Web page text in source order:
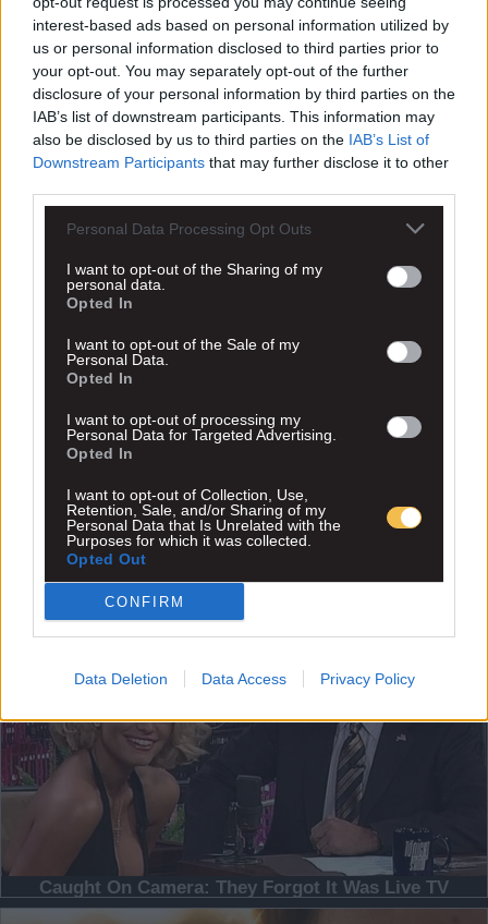
interest-based ads based on personal information utilized by
us or personal information disclosed to third parties prior to
your opt-out. You may separately opt-out of the further
disclosure of your personal information by third parties on the
IAB’s list of downstream participants. This information may
also be disclosed by us to third parties on the IAB’s List of
Downstream Participants that may further disclose it to other
Personal Data Processing Opt Outs
I want to opt-out of the Sharing of my
personal data.
Opted In
I want to opt-out of the Sale of my
Personal Data.
Opted In
I want to opt-out of processing my
Personal Data for Targeted Advertising.
Opted In
I want to opt-out of Collection, Use,
Retention, Sale, and/or Sharing of my
Personal Data that Is Unrelated with the
Purposes for which it was collected.
Opted Out
CONFIRM
Data Deletion Data Access Privacy Policy